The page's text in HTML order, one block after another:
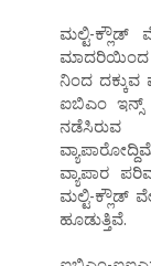
ಮಲ್ಟಿ-ಕ್ಲೌಡ್
ಮಾದರಿಯಿಂದ
ನಿಂದ ದಕ್ಕುವ
ಐಬಿಎಂ ಇನ್ಸ್
ನಡೆಸಿರುವ
ವ್ಯಾಪಾರ
ಮಲ್ಟಿ-ಕ್ಲೌಡ್
ಹೂಡುತ್ತಿವೆ.